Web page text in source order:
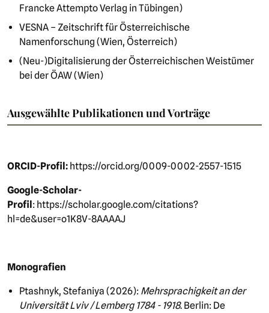
Francke Attempto Verlag in Tübingen)
VESNA – Zeitschrift für Österreichische
Namenforschung (Wien, Österreich)
(Neu-)Digitalisierung der Österreichischen Weistümer
bei der ÖAW (Wien)
Ausgewählte Publikationen und Vorträge
ORCID-Profil: https://orcid.org/0009-0002-2557-1515
Google-Scholar-
Profil: https://scholar.google.com/citations?
hl=de&user=o1K8V-8AAAAJ
Monografien
Ptashnyk, Stefaniya (2026): Mehrsprachigkeit an der
Universität Lviv / Lemberg 1784 - 1918. Berlin: De